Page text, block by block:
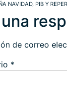
NAVIDAD, PIB Y
de correo
*